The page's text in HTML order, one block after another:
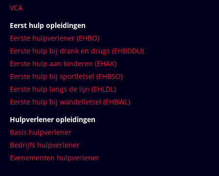
VCA
Eerst hulp opleidingen
Eerste hulpverlener (EHBO)
Eerste hulp bij drank en drugs (EHBDDU)
Eerste hulp aan kinderen (EHAK)
Eerste hulp bij sportletsel (EHBSO)
Eerste hulp langs de lijn (EHLDL)
Eerste hulp bij wandelletsel (EHBWL)
Hulpverlener opleidingen
Basis hulpverlener
Bedrijfs hulpverlener
Evenementen hulpverlener